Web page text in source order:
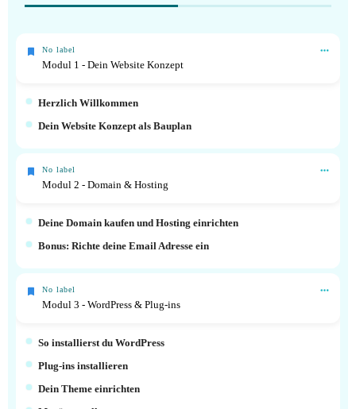
No label
Modul 1 - Dein Website Konzept
Herzlich Willkommen
Dein Website Konzept als Bauplan
No label
Modul 2 - Domain & Hosting
Deine Domain kaufen und Hosting einrichten
Bonus: Richte deine Email Adresse ein
No label
Modul 3 - WordPress & Plug-ins
So installierst du WordPress
Plug-ins installieren
Dein Theme einrichten